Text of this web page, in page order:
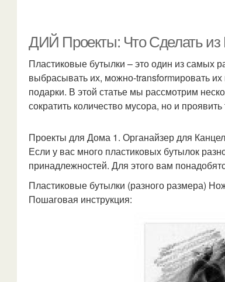
Горшки для цветов Бутылки
Распылитель из
пластиковой бутылки
Кашпо из пластиковых
ДИЙ Проекты: Что Сделать из
Пластиковые бутылки – это один из самых
выбрасывать их, можно-transformировать
подарки. В этой статье мы рассмотрим
сократить количество мусора, но и проявить
Проекты для Дома 1. Органайзер для
Если у вас много пластиковых бутылок
принадлежностей. Для этого вам
Пластиковые бутылки (разного размера)
Пошаговая инструкция: